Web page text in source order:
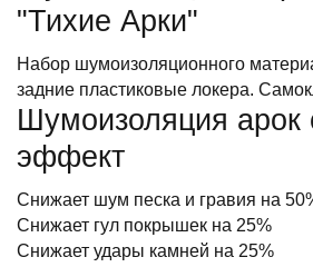
"Тихие Арки"
Набор шумоизоляционного
задние пластиковые локера.
Шумоизоляция арок
эффект
Снижает шум песка и гравия на
Снижает гул покрышек на 25%
Снижает удары камней на 25%